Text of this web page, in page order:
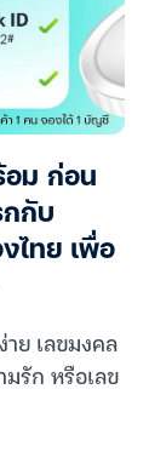
อม ก่อน
กกับ
ไทย เพื่อ
าย เลขมงคล
มรัก หรือเลข